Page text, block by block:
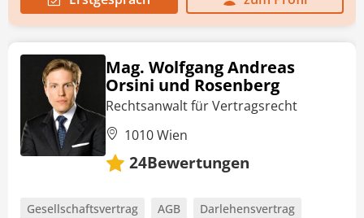
Mag. Wolfgang Andreas
Orsini und Rosenberg
Rechtsanwalt für Vertragsrecht
1010 Wien
24Bewertungen
Gesellschaftsvertrag AGB
Darlehensvertrag